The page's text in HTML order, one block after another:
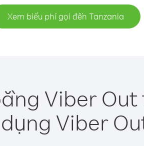
Xem biểu phí gọi đến Tanzania
Viber
Viber